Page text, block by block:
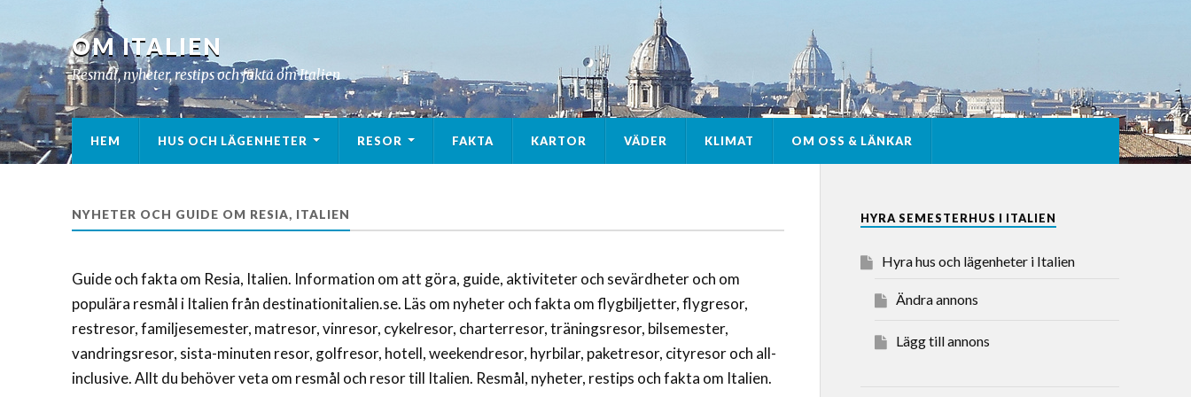
OM ITALIEN
Resmål, nyheter, restips och fakta om Italien
HEM HUS OCH LÄGENHETER RESOR FAKTA KARTOR VÄDER KLIMAT OM OSS & LÄNKAR
NYHETER OCH GUIDE OM RESIA, ITALIEN
Guide och fakta om Resia, Italien. Information om att göra, guide, aktiviteter och sevärdheter och om
populära resmål i Italien från destinationitalien.se. Läs om nyheter och fakta om flygbiljetter, flygresor,
restresor, familjesemester, matresor, vinresor, cykelresor, charterresor, träningsresor, bilsemester,
vandringsresor, sista-minuten resor, golfresor, hotell, weekendresor, hyrbilar, paketresor, cityresor och all-
inclusive. Allt du behöver veta om resmål och resor till Italien. Resmål, nyheter, restips och fakta om Italien.
HYRA SEMESTERHUS I ITALIEN
Hyra hus och lägenheter i Italien
Ändra annons
Lägg till annons